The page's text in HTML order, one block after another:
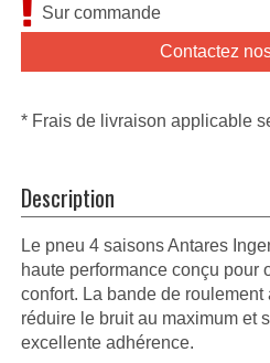
Sur commande
Contactez
* Frais de livraison applicable
Description
Le pneu 4 saisons Antares
haute performance conçu pour
confort. La bande de
réduire le bruit au maximum et
excellente adhérence.